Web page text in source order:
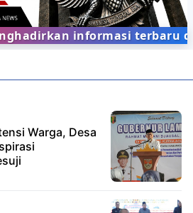
informasi terbaru dari
Warga, Desa